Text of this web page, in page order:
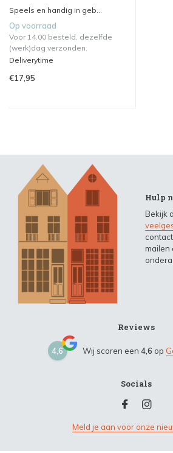
Speels en handig in geb...
Op voorraad
Voor 14.00 besteld, dezelfde
(werk)dag verzonden.
Deliverytime
€17,95
Hulp
Bekijk
mailen
Reviews
4,6 Wij scoren een 4,6 op
Socials
Meld je aan voor onze